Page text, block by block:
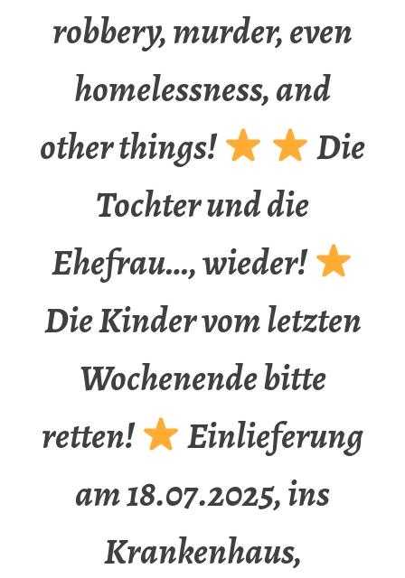
robbery, murder, even
homelessness, and
other things!
Die
Tochter und die
Ehefrau…, wieder!
Die Kinder vom letzten
Wochenende bitte
retten!
Einlieferung
am 18.07.2025, ins
Krankenhaus,